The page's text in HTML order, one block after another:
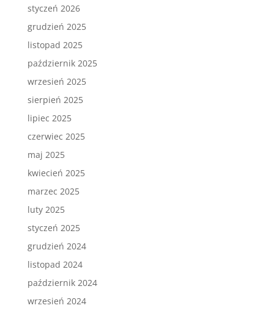
styczeń 2026
grudzień 2025
listopad 2025
październik 2025
wrzesień 2025
sierpień 2025
lipiec 2025
czerwiec 2025
maj 2025
kwiecień 2025
marzec 2025
luty 2025
styczeń 2025
grudzień 2024
listopad 2024
październik 2024
wrzesień 2024